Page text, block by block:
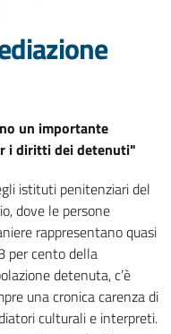
un importante
i diritti dei detenuti"
istituti penitenziari del
dove le persone
rappresentano quasi
per cento della
detenuta, c’è
una cronica carenza di
culturali e interpreti.